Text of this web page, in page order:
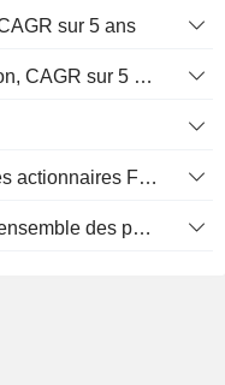
sur 5 ans
Flux de trésorerie d’exploitation, CAGR sur 5 ans
Flux de trésorerie libre pour les actionnaires FCFE, CAGR sur 5 ans
Flux de trésorerie libre pour l’ensemble des pourvoyeurs de fonds (créanciers et actionnaires) FCFF, CAGR sur 5 ans